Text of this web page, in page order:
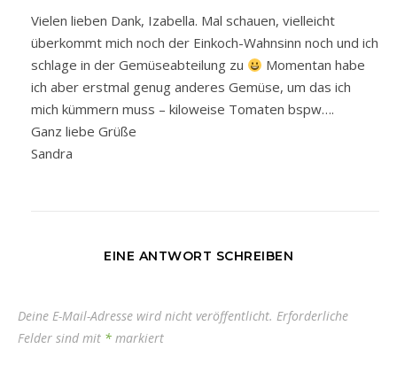
Vielen lieben Dank, Izabella. Mal schauen, vielleicht
überkommt mich noch der Einkoch-Wahnsinn noch und ich
schlage in der Gemüseabteilung zu
Momentan habe
ich aber erstmal genug anderes Gemüse, um das ich
mich kümmern muss – kiloweise Tomaten bspw….
Ganz liebe Grüße
Sandra
EINE ANTWORT SCHREIBEN
Deine E-Mail-Adresse wird nicht veröffentlicht. Erforderliche
Felder sind mit * markiert